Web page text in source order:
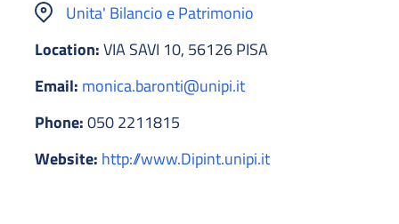
Unita' Bilancio e Patrimonio
Location:VIA SAVI 10, 56126 PISA
Email: monica.baronti@unipi.it
Phone:050 2211815
Website: http://www.Dipint.unipi.it